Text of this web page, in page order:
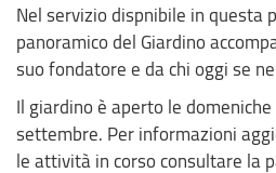
Nel servizio dispnibile in questa
panoramico del Giardino
suo fondatore e da chi oggi se
Il giardino è aperto le
settembre. Per informazioni
le attività in corso consultare la